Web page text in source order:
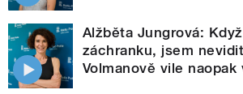
Alžběta Jungrová:
záchranku, jsem
Volmanově vile